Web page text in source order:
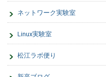
ネットワーク実験室
Linux実験室
松江ラボ便り